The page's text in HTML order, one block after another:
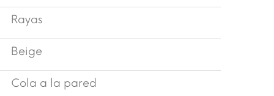
Rayas
Beige
Cola a la pared